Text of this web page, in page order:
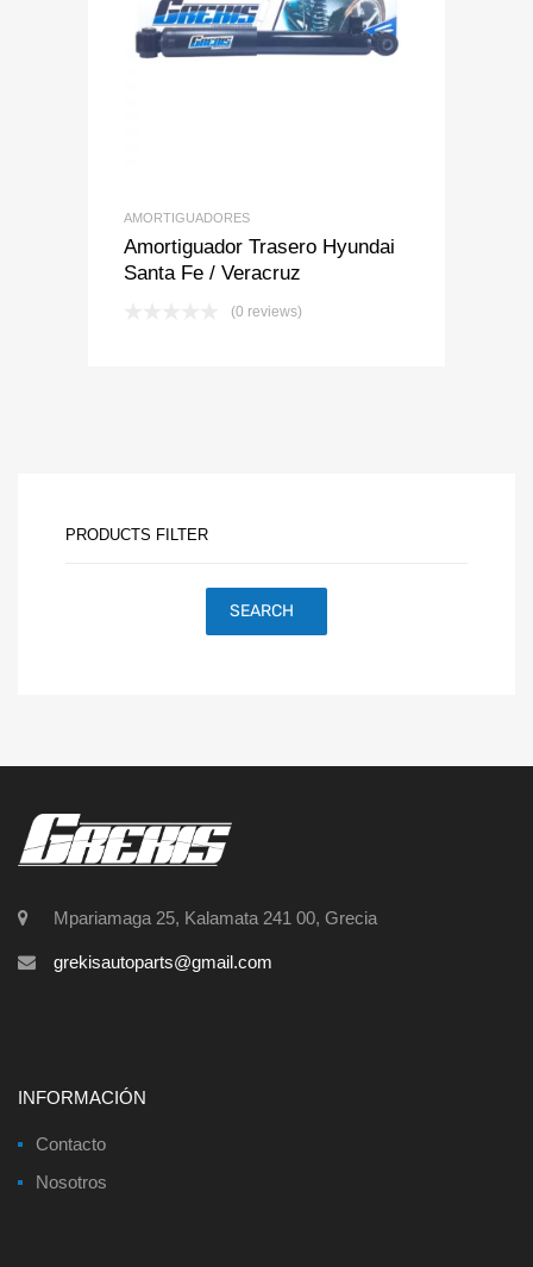
Add to Wishlist
Add to Compare
AMORTIGUADORES
Amortiguador Trasero Hyundai
Santa Fe / Veracruz
(0 reviews)
PRODUCTS FILTER
SEARCH
Mpariamaga 25, Kalamata 241 00, Grecia
grekisautoparts@gmail.com
INFORMACIÓN
Contacto
Nosotros